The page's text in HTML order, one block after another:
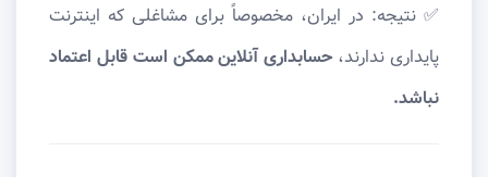
✅ نتیجه: در ایران، مخصوصاً برای مشاغلی که اینترنت
پایداری ندارند، حسابداری آنلاین ممکن است قابل اعتماد
نباشد.